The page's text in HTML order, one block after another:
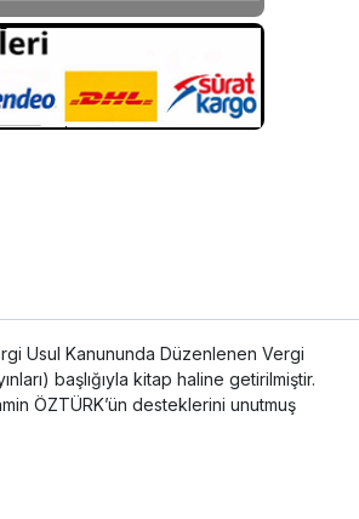
Usul Kanununda Düzenlenen Vergi
başlığıyla kitap haline getirilmiştir.
ÖZTÜRK’ün desteklerini unutmuş